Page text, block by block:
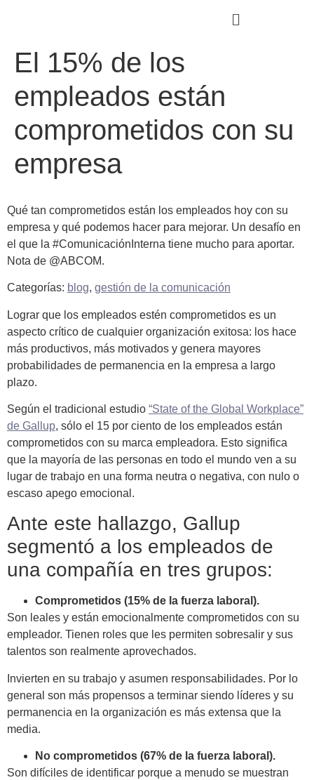
El 15% de los
empleados están
comprometidos con su
empresa
Qué tan comprometidos están los empleados hoy con su
empresa y qué podemos hacer para mejorar. Un desafío en
el que la #ComunicaciónInterna tiene mucho para aportar.
Nota de @ABCOM.
Categorías: blog, gestión de la comunicación
Lograr que los empleados estén comprometidos es un
aspecto crítico de cualquier organización exitosa: los hace
más productivos, más motivados y genera mayores
probabilidades de permanencia en la empresa a largo
plazo.
Según el tradicional estudio “State of the Global Workplace”
de Gallup, sólo el 15 por ciento de los empleados están
comprometidos con su marca empleadora. Esto significa
que la mayoría de las personas en todo el mundo ven a su
lugar de trabajo en una forma neutra o negativa, con nulo o
escaso apego emocional.
Ante este hallazgo, Gallup
segmentó a los empleados de
una compañía en tres grupos:
Comprometidos (15% de la fuerza laboral).
Son leales y están emocionalmente comprometidos con su
empleador. Tienen roles que les permiten sobresalir y sus
talentos son realmente aprovechados.
Invierten en su trabajo y asumen responsabilidades. Por lo
general son más propensos a terminar siendo líderes y su
permanencia en la organización es más extensa que la
media.
No comprometidos (67% de la fuerza laboral).
Son difíciles de identificar porque a menudo se muestran